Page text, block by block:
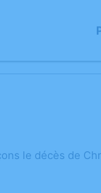
le décès de